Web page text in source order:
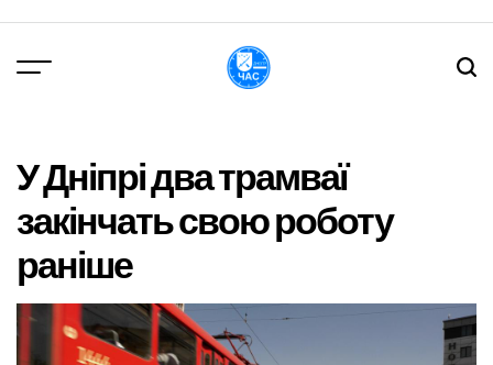
вмісту
У Дніпрі два трамваї
закінчать свою роботу
раніше